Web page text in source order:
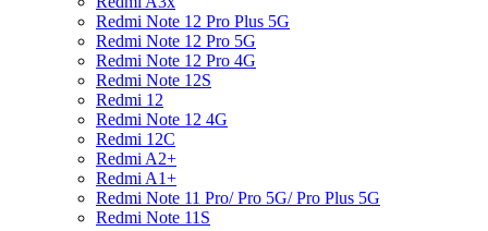
Redmi Note 12 Pro Plus 5G
Redmi Note 12 Pro 5G
Redmi Note 12 Pro 4G
Redmi Note 12S
Redmi 12
Redmi Note 12 4G
Redmi 12C
Redmi A2+
Redmi A1+
Redmi Note 11 Pro/ Pro 5G/ Pro Plus 5G
Redmi Note 11S